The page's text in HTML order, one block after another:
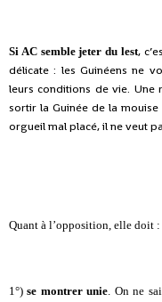
Si AC semble jeter du lest,
délicate : les Guinéens ne
leurs conditions de vie. Une
sortir la Guinée de la
orgueil mal placé, il ne veut
Quant à l’opposition, elle doit :
1°)se montrer unie. On ne